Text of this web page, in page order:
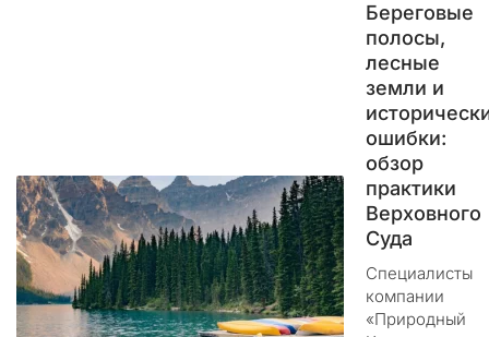
Береговые
полосы,
лесные
земли и
ошибки:
обзор
практики
Верховного
Суда
Специалисты
компании
«Природный
р
е
с
у
р
с